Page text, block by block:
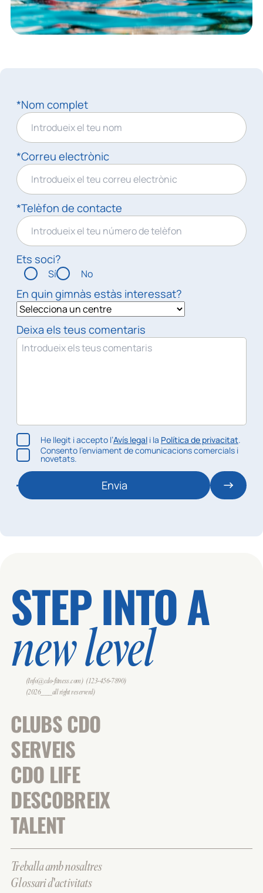
*Nom complet
*Correu electrònic
*Telèfon de contacte
Ets soci?
Sí No
En quin gimnàs estàs interessat?
Deixa els teus comentaris
He llegit i accepto l’Avís legali la Política de privacitat.
Consento l’enviament de comunicacions comercials i
novetats.
Envia
STEP INTO A
new level
(Info@cdo-fitness.com) (123-456-7890)
(2026___all right reserverd)
CLUBS CDO
SERVEIS
CDO LIFE
DESCOBREIX
TALENT
Treballa amb nosaltres
Glossari d'activitats